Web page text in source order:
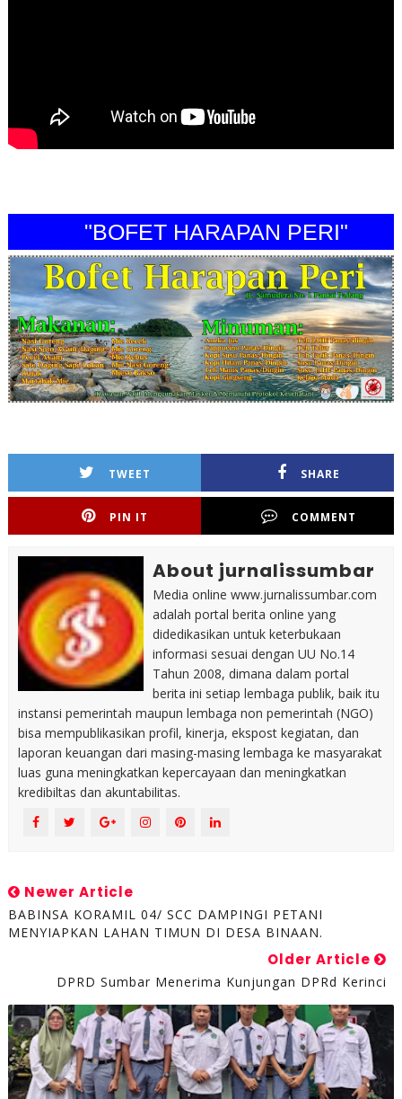
"BOFET HARAPAN PERI"
TWEET SHARE
PIN IT COMMENT
About jurnalissumbar
Media online www.jurnalissumbar.com
adalah portal berita online yang
didedikasikan untuk keterbukaan
informasi sesuai dengan UU No.14
Tahun 2008, dimana dalam portal
berita ini setiap lembaga publik, baik itu
instansi pemerintah maupun lembaga non pemerintah (NGO)
bisa mempublikasikan profil, kinerja, ekspost kegiatan, dan
laporan keuangan dari masing-masing lembaga ke masyarakat
luas guna meningkatkan kepercayaan dan meningkatkan
kredibiltas dan akuntabilitas.
Newer Article
BABINSA KORAMIL 04/ SCC DAMPINGI PETANI
MENYIAPKAN LAHAN TIMUN DI DESA BINAAN.
Older Article
DPRD Sumbar Menerima Kunjungan DPRd Kerinci